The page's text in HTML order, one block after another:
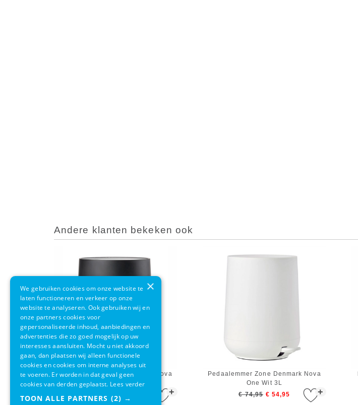
Andere klanten bekeken ook
+
Pedaalemmer Zone Denmark Nova
One Zwart 3L
€ 74,95 € 54,95 +
Pedaalemmer Zone Denmark Nova
One Wit 3L
€ 74,95 € 54,95
×
We gebruiken cookies om onze website te
laten functioneren en verkeer op onze
website te analyseren. Ook gebruiken wij en
onze partners cookies voor
gepersonaliseerde inhoud, aanbiedingen en
advertenties die zo goed mogelijk op uw
interesses aansluiten. Mocht u niet akkoord
gaan, dan plaatsen wij alleen functionele
cookies en cookies om interne analyses uit
te voeren. Er worden in dat geval geen
cookies van derden geplaatst. Lees verder
TOON ALLE PARTNERS (2) →